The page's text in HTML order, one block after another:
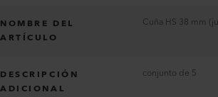
NOMBRE DEL
ARTÍCULO
Cuña HS 38 mm
DESCRIPCIÓN
ADICIONAL
conjunto de 5